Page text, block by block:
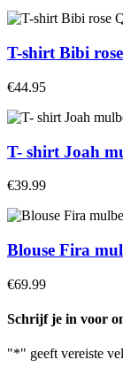
T-shirt Bibi
€44.95
T- shirt Joah
€39.99
Blouse Fira
€69.99
Schrijf je in voor
"*" geeft vereiste